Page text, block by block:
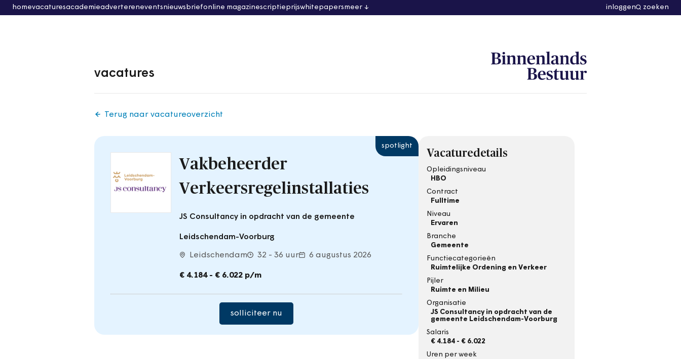
homevacaturesacademieadvertereneventsnieuwsbriefonline magazinescriptieprijswhitepapersmeer inloggen zoeken
vacatures
Terug naar vacatureoverzicht
Vakbeheerder
Verkeersregelinstallaties
JS Consultancy in opdracht van de gemeente
Leidschendam-Voorburg
Leidschendam 32 - 36 uur 6 augustus 2026
€ 4.184 - € 6.022 p/m
solliciteer nu
Vacaturedetails
Opleidingsniveau
HBO
Contract
Fulltime
Niveau
Ervaren
Branche
Gemeente
Functiecategorieën
Ruimtelijke Ordening en Verkeer
Pijler
Ruimte en Milieu
Organisatie
JS Consultancy in opdracht van de
gemeente Leidschendam-Voorburg
Salaris
€ 4.184 - € 6.022
Uren per week